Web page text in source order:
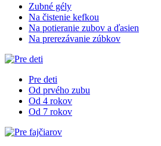
Zubné gély
Na čistenie kefkou
Na potieranie zubov a ďasien
Na prerezávanie zúbkov
Pre deti
Od prvého zubu
Od 4 rokov
Od 7 rokov